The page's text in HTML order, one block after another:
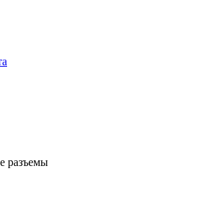
разъемы